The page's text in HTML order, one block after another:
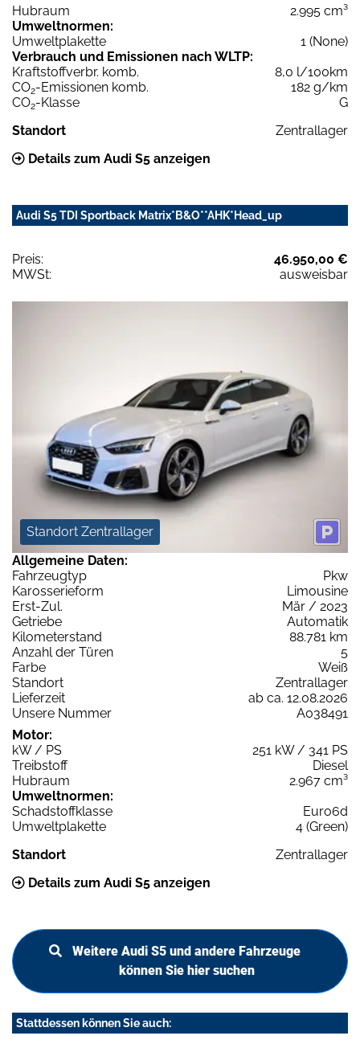
Hubraum
2.995 cm³
Umweltnormen:
Umweltplakette
1 (None)
Verbrauch und Emissionen nach WLTP:
Kraftstoffverbr. komb.
8,0 l/100km
CO2-Emissionen komb.
182 g/km
CO2-Klasse
G
Standort
Zentrallager
Details zum Audi S5 anzeigen
Audi S5 TDI Sportback Matrix*B&O**AHK*Head_up
Preis:
46.950,00 €
MWSt:
ausweisbar
Standort Zentrallager
Allgemeine Daten:
Fahrzeugtyp
Pkw
Karosserieform
Limousine
Erst-Zul.
Mär / 2023
Getriebe
Automatik
Kilometerstand
88.781 km
Anzahl der Türen
5
Farbe
Weiß
Standort
Zentrallager
Lieferzeit
ab ca. 12.08.2026
Unsere Nummer
A038491
Motor:
kW / PS
251 kW / 341 PS
Treibstoff
Diesel
Hubraum
2.967 cm³
Umweltnormen:
Schadstoffklasse
Euro6d
Umweltplakette
4 (Green)
Standort
Zentrallager
Details zum Audi S5 anzeigen
Weitere Audi S5 und andere Fahrzeuge
können Sie hier suchen
Stattdessen können Sie auch: